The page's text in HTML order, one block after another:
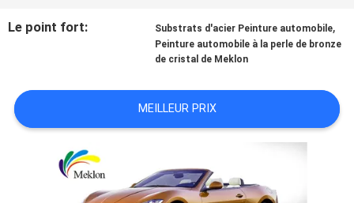
DEMANDE
SOUMISSION
Le point fort: Substrats d'acier Peinture automobile,
Peinture automobile à la perle de bronze
de cristal de Meklon
MEILLEUR PRIX